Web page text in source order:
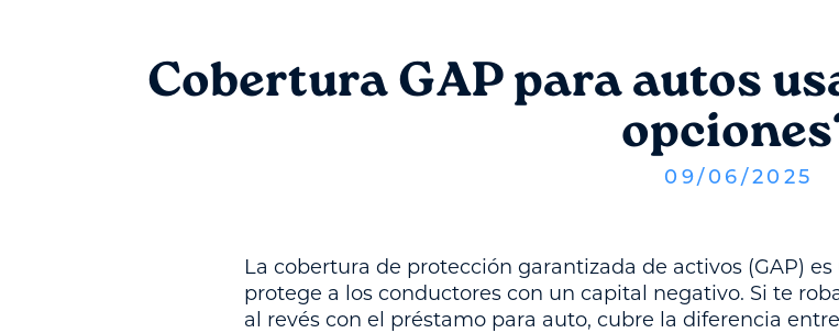
Cobertura GAP para autos
09/ 06 / 2025
La cobertura de protección garantizada de activos (GAP)
protege a los conductores con un capital negativo. Si te
al revés con el préstamo para auto, cubre la diferencia